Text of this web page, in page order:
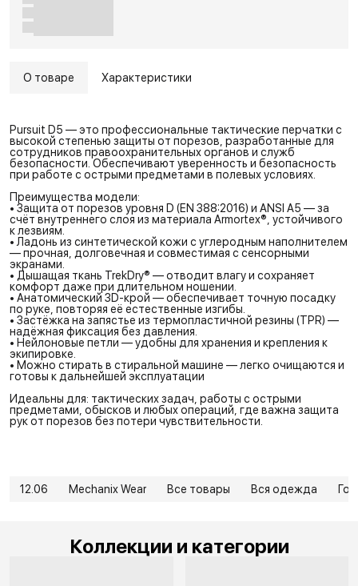
О товаре Характеристики
Pursuit D5 — это профессиональные тактические перчатки с
высокой степенью защиты от порезов, разработанные для
сотрудников правоохранительных органов и служб
безопасности. Обеспечивают уверенность и безопасность
при работе с острыми предметами в полевых условиях.
Преимущества модели:
• Защита от порезов уровня D (EN 388:2016) и ANSI A5 — за
счёт внутреннего слоя из материала Armortex®, устойчивого
к лезвиям.
• Ладонь из синтетической кожи с углеродным наполнителем
— прочная, долговечная и совместимая с сенсорными
экранами.
• Дышащая ткань TrekDry® — отводит влагу и сохраняет
комфорт даже при длительном ношении.
• Анатомический 3D-крой — обеспечивает точную посадку
по руке, повторяя её естественные изгибы.
• Застёжка на запястье из термопластичной резины (TPR) —
надёжная фиксация без давления.
• Нейлоновые петли — удобны для хранения и крепления к
экипировке.
• Можно стирать в стиральной машине — легко очищаются и
готовы к дальнейшей эксплуатации
Идеальны для: тактических задач, работы с острыми
предметами, обысков и любых операций, где важна защита
рук от порезов без потери чувствительности.
12.06 Mechanix Wear Все товары Вся одежда
Коллекции и категории